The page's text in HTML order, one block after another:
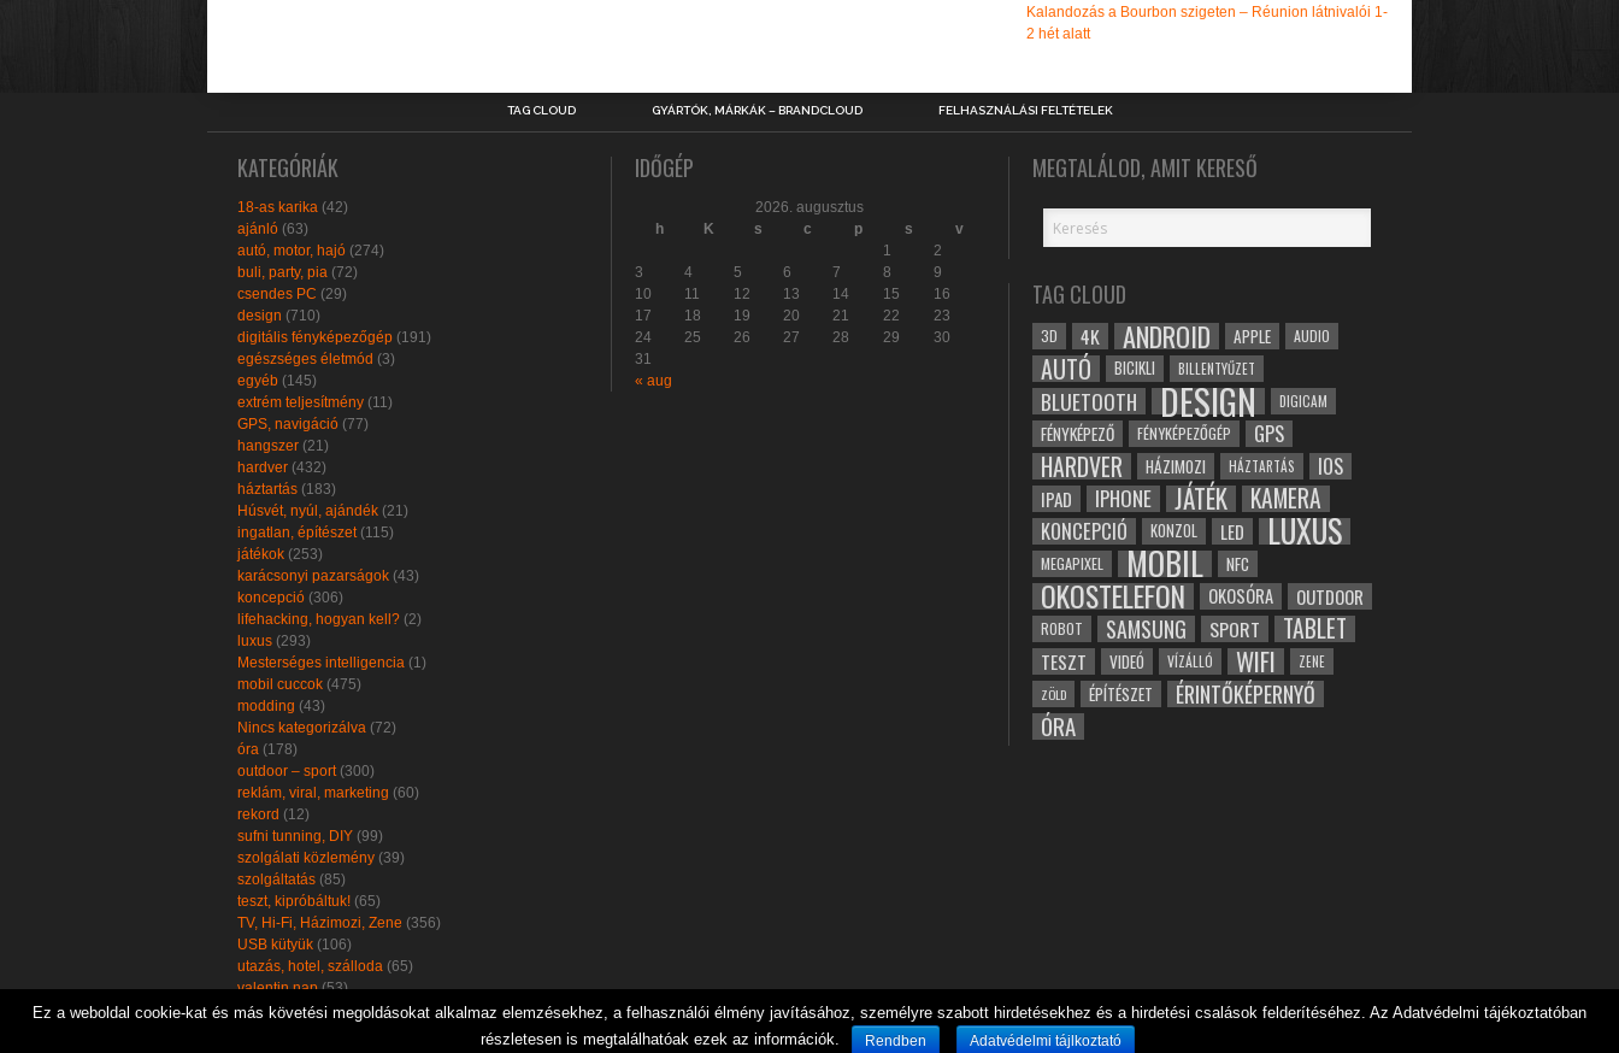
Kalandozás a Bourbon szigeten – Réunion látnivalói 1-
2 hét alatt
TAG CLOUD GYÁRTÓK, MÁRKÁK – BRANDCLOUD FELHASZNÁLÁSI FELTÉTELEK
KATEGÓRIÁK
18-as karika (42)
ajánló (63)
autó, motor, hajó (274)
buli, party, pia (72)
csendes PC (29)
design (710)
digitális fényképezőgép (191)
egészséges életmód (3)
egyéb (145)
extrém teljesítmény (11)
GPS, navigáció (77)
hangszer (21)
hardver (432)
háztartás (183)
Húsvét, nyúl, ajándék (21)
ingatlan, építészet(115)
játékok (253)
karácsonyi pazarságok (43)
koncepció (306)
lifehacking, hogyan kell? (2)
luxus (293)
Mesterséges intelligencia (1)
mobil cuccok (475)
modding (43)
Nincs kategorizálva (72)
óra (178)
outdoor – sport(300)
reklám, viral, marketing (60)
rekord (12)
sufni tunning, DIY (99)
szolgálati közlemény (39)
szolgáltatás (85)
teszt, kipróbáltuk! (65)
TV, Hi-Fi, Házimozi, Zene (356)
USB kütyük (106)
utazás, hotel, szálloda (65)
valentin nap(53)
zöld, öko, környezetbarát(102)
IDŐGÉP
2026. augusztus
h
K s c p s
v
1
2
3
4 5 6 7 8
9
10
11 12 13 14 15
16
17
18 19 20 21 22
23
24
25 26 27 28 29
30
31
« aug
MEGTALÁLOD, AMIT KERESŐ
TAG CLOUD
3D 4K ANDROID APPLE AUDIO
AUTÓ BICIKLI BILLENTYŰZET
BLUETOOTH DESIGN DIGICAM
FÉNYKÉPEZŐ FÉNYKÉPEZŐGÉP GPS
HARDVER HÁZIMOZI HÁZTARTÁS IOS
IPAD IPHONE JÁTÉK KAMERA
KONCEPCIÓ KONZOL LED LUXUS
MEGAPIXEL MOBIL NFC
OKOSTELEFON OKOSÓRA OUTDOOR
ROBOT SAMSUNG SPORT TABLET
TESZT VIDEÓ VÍZÁLLÓ WIFI
ZENE
ZÖLD
ÉPÍTÉSZET ÉRINTŐKÉPERNYŐ
ÓRA
Ez a weboldal cookie-kat és más követési megoldásokat alkalmaz elemzésekhez, a felhasználói élmény javításához, személyre szabott hirdetésekhez és a hirdetési csalások felderítéséhez. Az Adatvédelmi tájékoztatóban
részletesen is megtalálhatóak ezek az információk.
Rendben Adatvédelmi tájlkoztató